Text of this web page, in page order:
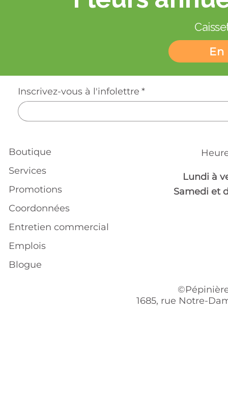
Inscrivez-vous à l'infolettre *
Boutique
Services
Promotions
Coordonnées
Entretien commercial
Emplois
Blogue
Lundi à
Samedi et
1685, rue Notre-